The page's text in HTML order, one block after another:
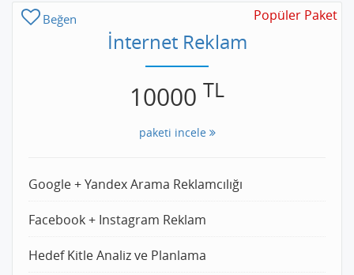
Beğen Popüler Paket
İnternet Reklam
10000 TL
paketi incele
Google + Yandex Arama Reklamcılığı
Facebook + Instagram Reklam
Hedef Kitle Analiz ve Planlama